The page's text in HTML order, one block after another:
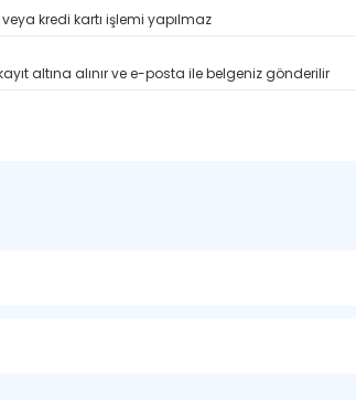
kredi kartı işlemi yapılmaz
altına alınır ve e-posta ile belgeniz gönderilir